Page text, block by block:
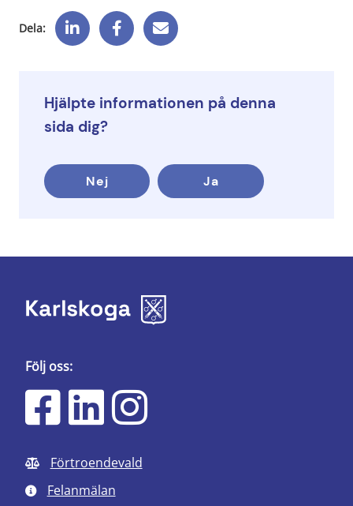
Dela:
Hjälpte informationen på denna
sida dig?
Nej Ja
Följ oss:
Förtroendevald
Felanmälan